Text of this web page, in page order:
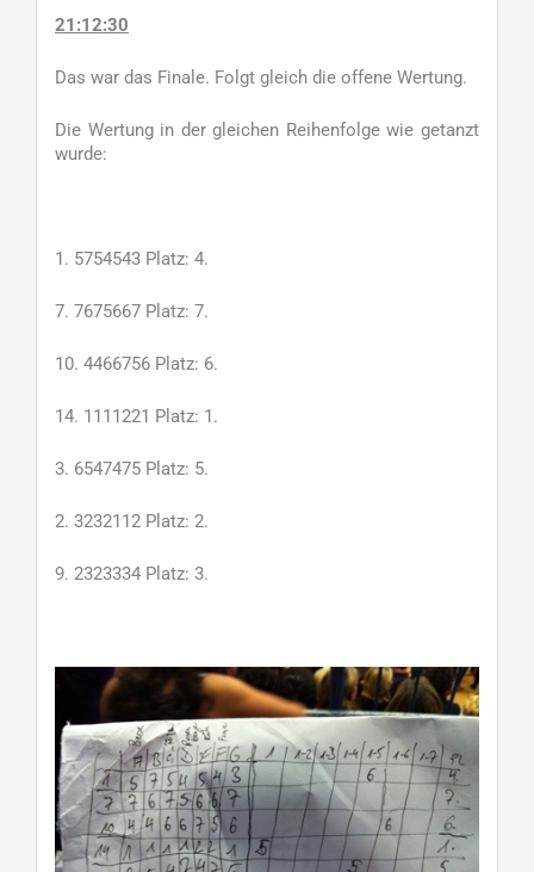
21:12:30
Das war das Finale. Folgt gleich die offene Wertung.
Die Wertung in der gleichen Reihenfolge wie getanzt
wurde:
1. 5754543 Platz: 4.
7. 7675667 Platz: 7.
10. 4466756 Platz: 6.
14. 1111221 Platz: 1.
3. 6547475 Platz: 5.
2. 3232112 Platz: 2.
9. 2323334 Platz: 3.